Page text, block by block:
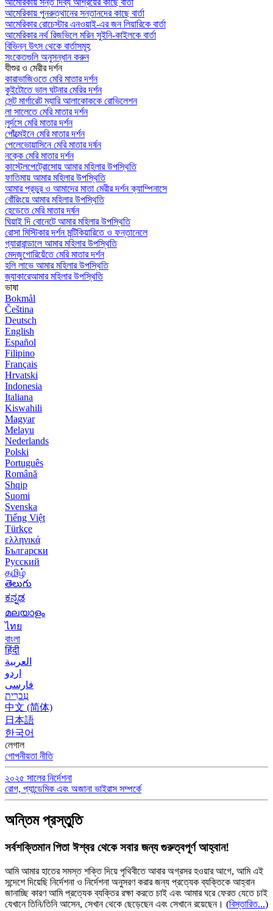
আমেরিকায় পুনরুত্থানের সন্তানদের কাছে বার্তা
আমেরিকার রোচেস্টার এনওয়াই-এর জন লিয়ারিকে বার্তা
আমেরিকার নর্থ রিজভিলে মরিন সুইনি-কাইলকে বার্তা
বিভিন্ন উৎস থেকে বার্তাসমূহ
সংকেতগুলি অনুসন্ধান করুন
যীশুর ও মেরীর দর্শন
কারাভাজিওতে মেরি মাতার দর্শন
কুইটোতে ভাল ঘটনার মেরির দর্শন
সেন্ট মার্গারেট ম্যারি আলাকোককে রোভিলেশন
লা সালেতে মেরি মাতার দর্শন
লুর্দসে মেরি মাতার দর্শন
পোঁত্মেইনে মেরি মাতার দর্শন
পেলেভোয়াসিনে মেরি মাতার দর্ষন
নক্কে মেরি মাতার দর্শন
কাস্টেলপেট্রোসোয় আমার মহিলার উপস্থিতি
ফাতিমায় আমার মহিলার উপস্থিতি
আমার প্রভুর ও আমাদের মাতা মেরীর দর্শন ক্যাম্পিনাসে
বোঁরিংয়ে আমার মহিলার উপস্থিতি
হেডেতে মেরি মাতার দর্ষন
ঘিয়াই দি বোনেটে আমার মহিলার উপস্থিতি
রোসা মিস্টিকার দর্শন মন্টিকিয়ারিতে ও ফন্তানেলে
গ্যারাবান্ডালে আমার মহিলার উপস্থিতি
মেদজুগোরিয়েঁতে মেরি মাতার দর্শন
হলি লাভে আমার মহিলার উপস্থিতি
জ্যাকারেআমার মহিলার উপস্থিতি
ভাষা
Bokmål
Čeština
Deutsch
English
Español
Filipino
Français
Hrvatski
Indonesia
Italiana
Kiswahili
Magyar
Melayu
Nederlands
Polski
Português
Română
Shqip
Suomi
Svenska
Tiếng Việt
Türkçe
ελληνικά
Български
Русский
தமிழ்
తెలుగు
ಕನ್ನಡ
മലയാളം
ไทย
বাংলা
हिंदी
العربية
اردو
فارسی
עִברִית
中文 (简体)
日本語
한국어
লেগাল
গোপনীয়তা নীতি
২০২৫ সালের নির্দেশনা
রোগ, প্যান্ডেমিক এবং অজানা ভাইরাস সম্পর্কে
অন্তিম প্রস্তুতি
সর্বশক্তিমান পিতা ঈশ্বর থেকে সবার জন্য গুরুত্বপূর্ণ আহ্বান!
আমি আমার হাতের সমস্ত শক্তি দিয়ে পৃথিবীতে আবার অগ্রসর হওয়ার আগে, আমি এই
সন্দেশে দিয়েছি নির্দেশনা ও নির্দেশনা অনুসরণ করার জন্য প্রত্যেক ব্যক্তিকে আহ্বান
জানাচ্ছি কারণ আমি প্রত্যেক ব্যক্তির রক্ষা করতে চাই এবং আমার ঘরে ফেরত যেতে চাই
যেখানে তিনি/তিনি আসেন, সেখান থেকে ছেড়েছেন এবং সেখানে রয়েছেন। (বিস্তারিত...)